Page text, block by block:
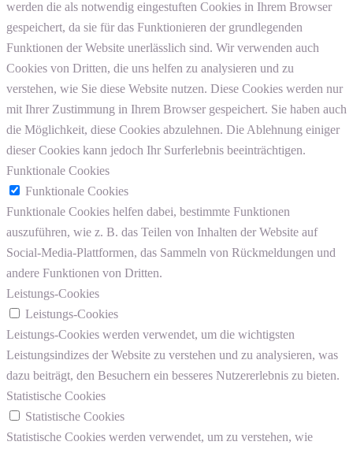
werden die als notwendig eingestuften Cookies in Ihrem Browser
gespeichert, da sie für das Funktionieren der grundlegenden
Funktionen der Website unerlässlich sind. Wir verwenden auch
Cookies von Dritten, die uns helfen zu analysieren und zu
verstehen, wie Sie diese Website nutzen. Diese Cookies werden nur
mit Ihrer Zustimmung in Ihrem Browser gespeichert. Sie haben auch
die Möglichkeit, diese Cookies abzulehnen. Die Ablehnung einiger
dieser Cookies kann jedoch Ihr Surferlebnis beeinträchtigen.
Funktionale Cookies
Funktionale Cookies
Funktionale Cookies helfen dabei, bestimmte Funktionen
auszuführen, wie z. B. das Teilen von Inhalten der Website auf
Social-Media-Plattformen, das Sammeln von Rückmeldungen und
andere Funktionen von Dritten.
Leistungs-Cookies
Leistungs-Cookies
Leistungs-Cookies werden verwendet, um die wichtigsten
Leistungsindizes der Website zu verstehen und zu analysieren, was
dazu beiträgt, den Besuchern ein besseres Nutzererlebnis zu bieten.
Statistische Cookies
Statistische Cookies
Statistische Cookies werden verwendet, um zu verstehen, wie